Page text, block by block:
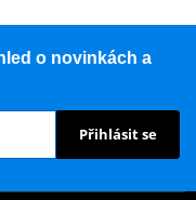
starty a nižší
poškození závitu a
nutnost použití pasty
(aluminosilikátu)
o novinkách a
Přihlásit se